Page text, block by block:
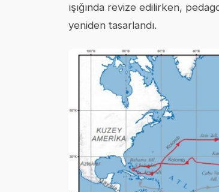
ışığında revize edilirken,
yeniden tasarlandı.